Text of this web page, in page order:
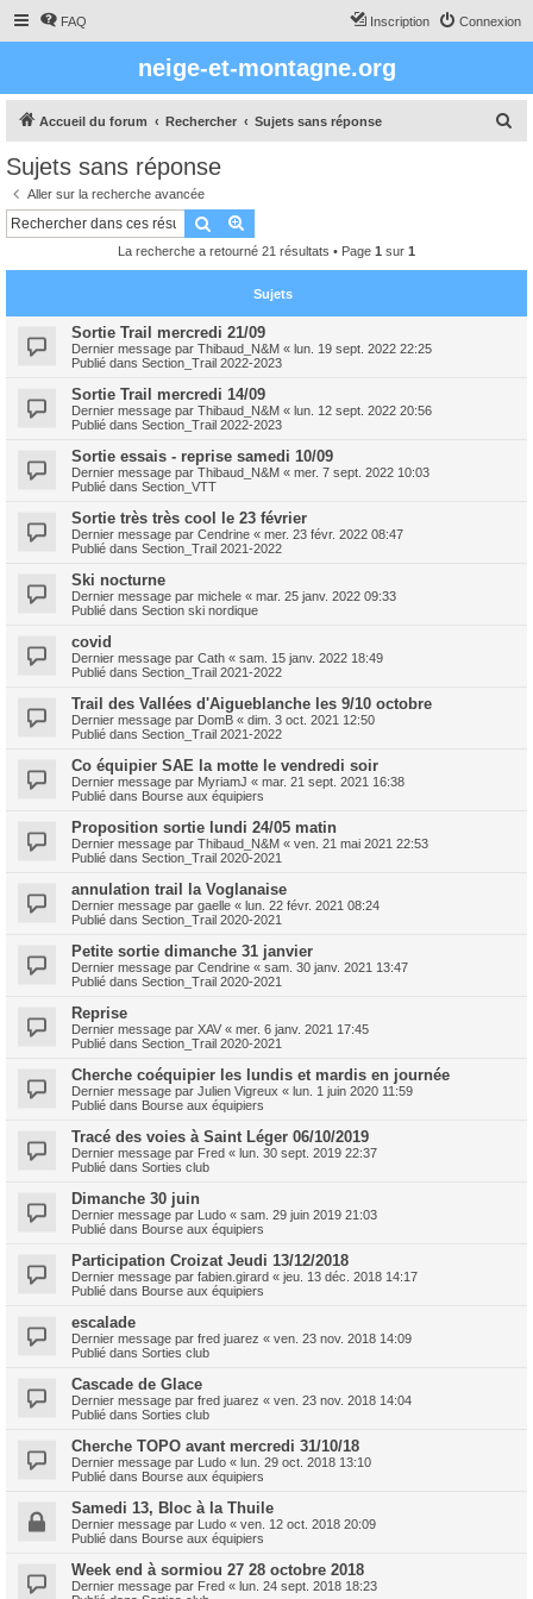
FAQ Connexion
Inscription
neige-et-montagne.org
Accueil du forum Rechercher Sujets sans réponse
h
Sujets sans réponse
Aller sur la recherche avancée
Rechercher
La recherche a retourné 21 résultats • Page 1 sur 1
Sujets
Sortie Trail mercredi 21/09
Dernier message par Thibaud_N&M « lun. 19 sept. 2022 22:25
Publié dans Section_Trail 2022-2023
Sortie Trail mercredi 14/09
Dernier message par Thibaud_N&M « lun. 12 sept. 2022 20:56
Publié dans Section_Trail 2022-2023
Sortie essais - reprise samedi 10/09
Dernier message par Thibaud_N&M « mer. 7 sept. 2022 10:03
Publié dans Section_VTT
Sortie très très cool le 23 février
Dernier message par Cendrine « mer. 23 févr. 2022 08:47
Publié dans Section_Trail 2021-2022
Ski nocturne
Dernier message par michele « mar. 25 janv. 2022 09:33
Publié dans Section ski nordique
covid
Dernier message par Cath « sam. 15 janv. 2022 18:49
Publié dans Section_Trail 2021-2022
Trail des Vallées d'Aigueblanche les 9/10 octobre
Dernier message par DomB « dim. 3 oct. 2021 12:50
Publié dans Section_Trail 2021-2022
Co équipier SAE la motte le vendredi soir
Dernier message par MyriamJ « mar. 21 sept. 2021 16:38
Publié dans Bourse aux équipiers
Proposition sortie lundi 24/05 matin
Dernier message par Thibaud_N&M « ven. 21 mai 2021 22:53
Publié dans Section_Trail 2020-2021
annulation trail la Voglanaise
Dernier message par gaelle « lun. 22 févr. 2021 08:24
Publié dans Section_Trail 2020-2021
Petite sortie dimanche 31 janvier
Dernier message par Cendrine « sam. 30 janv. 2021 13:47
Publié dans Section_Trail 2020-2021
Reprise
Dernier message par XAV « mer. 6 janv. 2021 17:45
Publié dans Section_Trail 2020-2021
Cherche coéquipier les lundis et mardis en journée
Dernier message par Julien Vigreux « lun. 1 juin 2020 11:59
Publié dans Bourse aux équipiers
Tracé des voies à Saint Léger 06/10/2019
Dernier message par Fred « lun. 30 sept. 2019 22:37
Publié dans Sorties club
Dimanche 30 juin
Dernier message par Ludo « sam. 29 juin 2019 21:03
Publié dans Bourse aux équipiers
Participation Croizat Jeudi 13/12/2018
Dernier message par fabien.girard « jeu. 13 déc. 2018 14:17
Publié dans Bourse aux équipiers
escalade
Dernier message par fred juarez « ven. 23 nov. 2018 14:09
Publié dans Sorties club
Cascade de Glace
Dernier message par fred juarez « ven. 23 nov. 2018 14:04
Publié dans Sorties club
Cherche TOPO avant mercredi 31/10/18
Dernier message par Ludo « lun. 29 oct. 2018 13:10
Publié dans Bourse aux équipiers
Samedi 13, Bloc à la Thuile
Dernier message par Ludo « ven. 12 oct. 2018 20:09
Publié dans Bourse aux équipiers
Week end à sormiou 27 28 octobre 2018
Dernier message par Fred « lun. 24 sept. 2018 18:23